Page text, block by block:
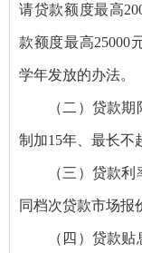
请贷款额度最高
款额度最高25000
学年发放的办法。
（二）贷款
制加15年、最长不
（三）贷款
同档次贷款市场报
（四）贷款